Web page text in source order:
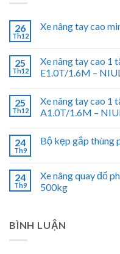
26
Th12
Xe nâng tay cao
25
Th12
Xe nâng tay cao 1
E1.0T/1.6M –
25
Th12
Xe nâng tay cao 1
A1.0T/1.6M –
24
Th9
Bộ kẹp gắp thùng
24
Th9
Xe nâng quay đổ
500kg
BÌNH LUẬN